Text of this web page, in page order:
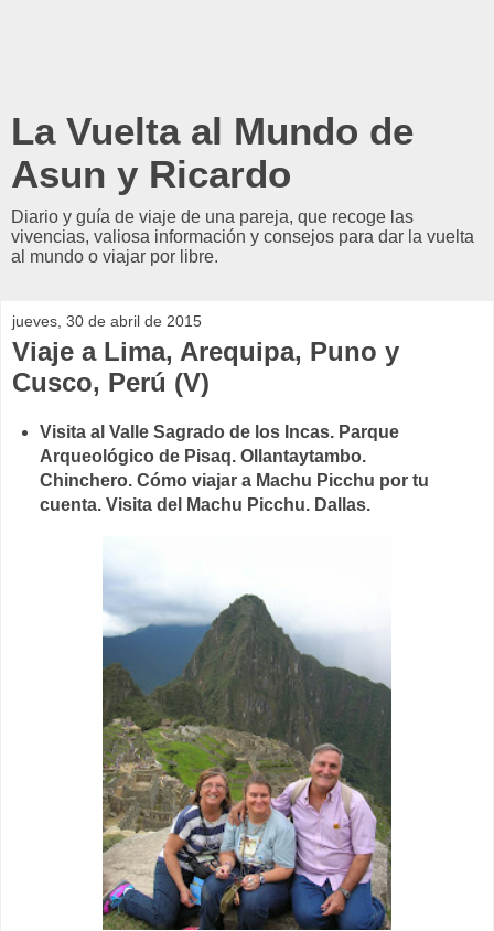
La Vuelta al Mundo de
Asun y Ricardo
Diario y guía de viaje de una pareja, que recoge las
vivencias, valiosa información y consejos para dar la vuelta
al mundo o viajar por libre.
jueves, 30 de abril de 2015
Viaje a Lima, Arequipa, Puno y
Cusco, Perú (V)
Visita al Valle Sagrado de los Incas. Parque
Arqueológico de Pisaq. Ollantaytambo.
Chinchero. Cómo viajar a Machu Picchu por tu
cuenta. Visita del Machu Picchu. Dallas.